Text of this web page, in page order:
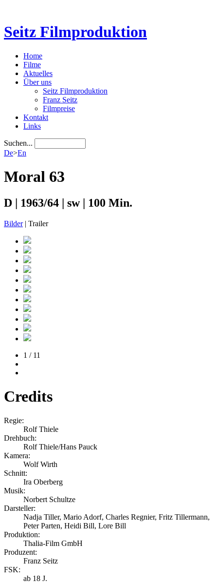
Seitz Filmproduktion
Home
Filme
Aktuelles
Über uns
Seitz Filmproduktion
Franz Seitz
Filmpreise
Kontakt
Links
Suchen...
De>En
Moral 63
D | 1963/64 | sw | 100 Min.
Bilder| Trailer
1 / 11
Credits
Regie:
Rolf Thiele
Drehbuch:
Rolf Thiele/Hans Pauck
Kamera:
Wolf Wirth
Schnitt:
Ira Oberberg
Musik:
Norbert Schultze
Darsteller:
Nadja Tiller, Mario Adorf, Charles Regnier, Fritz Tillermann,
Peter Parten, Heidi Bill, Lore Bill
Produktion:
Thalia-Film GmbH
Produzent:
Franz Seitz
FSK:
ab 18 J.